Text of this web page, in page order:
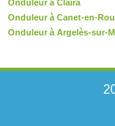
Onduleur à Claira
Onduleur à Canet-en-
Onduleur à Argelès-sur-